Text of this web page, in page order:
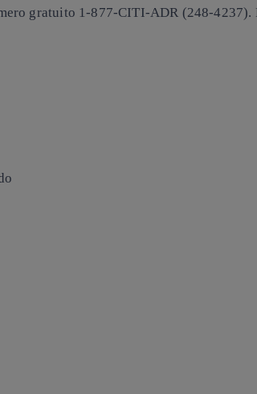
gratuito 1-877-CITI-ADR (248-